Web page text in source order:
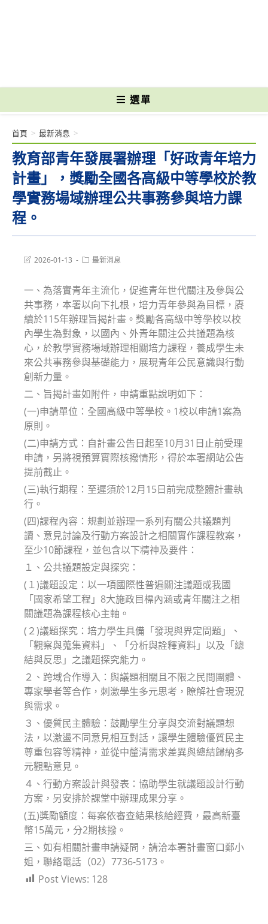
選單
教育部青年發展署辦理「好政青年培力
計畫」，獎勵全國各高級中等學校於教
學實務場域辦理公共事務參與培力課
程。
首頁 > 最新消息 >
Post2026-01-13
Post最新消息
一、為落實青年主流化，促進青年世代關注及參與公
共事務，本署以向下扎根，培力青年參與為目標，賡
續於115年辦理旨揭計畫。獎勵各高級中等學校以校
內學生為對象，以國內、外青年關注公共議題為核
心，於教學實務場域辦理相關培力課程，養成學生未
來公共事務參與基礎能力，展現青年公民意識與行動
創新力量。
二、旨揭計畫如附件，申請重點說明如下：
(一)申請單位：全國高級中等學校。1校以申請1案為
原則。
(二)申請方式：自計畫公告日起至10月31日止前受理
申請，另將視預算實際核撥情形，得於本署網站公告
提前截止。
(三)執行期程：至遲須於12月15日前完成整體計畫執
行。
(四)課程內容：規劃並辦理一系列有關公共議題判
讀、意見討論及行動方案設計之相關實作課程教案，
至少10節課程，並包含以下精神及要件：
１、公共議題設定與探究：
(１)議題設定：以一項國際性普遍關注議題或我國
「國家希望工程」8大施政目標內涵或青年關注之相
關議題為課程核心主軸。
(２)議題探究：培力學生具備「發現與界定問題」、
「觀察與蒐集資料」、「分析與詮釋資料」以及「總
結與反思」之議題探究能力。
２、跨域合作導入：與議題相關且不限之民間團體、
專家學者等合作，刺激學生多元思考，瞭解社會現況
與需求。
３、優質民主體驗：鼓勵學生分享與交流對議題想
法，以激盪不同意見相互對話，讓學生體驗優質民主
尊重包容等精神，並從中釐清需求差異與總結歸納多
元觀點意見。
４、行動方案設計與發表：協助學生就議題設計行動
方案，另安排於課堂中辦理成果分享。
(五)獎勵額度：每案依審查結果核給經費，最高新臺
幣15萬元，分2期核撥。
三、如有相關計畫申請疑問，請洽本署計畫窗口鄭小
姐，聯絡電話（02）7736-5173。
Post Views: 128